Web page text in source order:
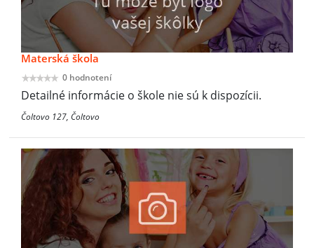
Materská škola
0 hodnotení
Detailné informácie o škole nie sú k dispozícii.
Čoltovo 127, Čoltovo